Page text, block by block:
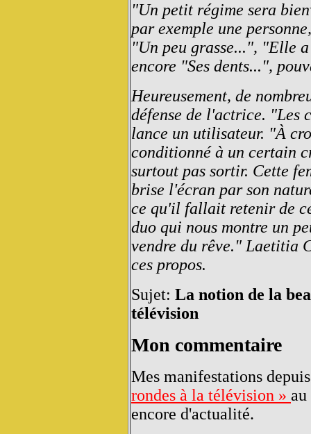
"Un petit régime sera
par exemple une
"Un peu grasse...", "Elle
encore "Ses dents...",
Heureusement, de
défense de l'actrice. "Les
lance un utilisateur. "À
conditionné à un certain
surtout pas sortir. Cette
brise l'écran par son
ce qu'il fallait retenir de
duo qui nous montre un
vendre du rêve." Laetitia
ces propos.
Sujet: La notion de la
télévision
Mon commentaire
Mes manifestations
rondes à la télévision »
encore d'actualité.